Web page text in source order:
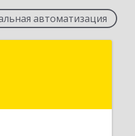
автоматизация
Респ, Назрань г,